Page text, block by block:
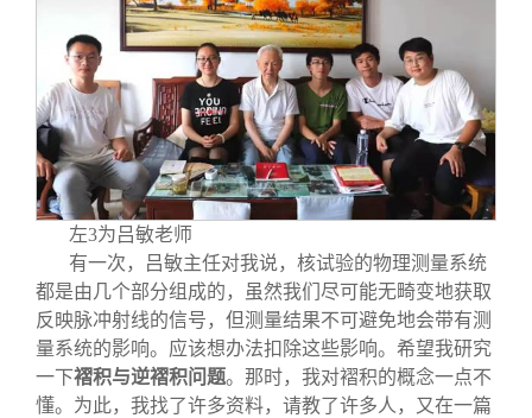
左3为吕敏老师
有一次，吕敏主任对我说，核试验的物理测量系统
都是由几个部分组成的，虽然我们尽可能无畸变地获取
反映脉冲射线的信号，但测量结果不可避免地会带有测
量系统的影响。应该想办法扣除这些影响。希望我研究
一下褶积与逆褶积问题。那时，我对褶积的概念一点不
懂。为此，我找了许多资料，请教了许多人，又在一篇